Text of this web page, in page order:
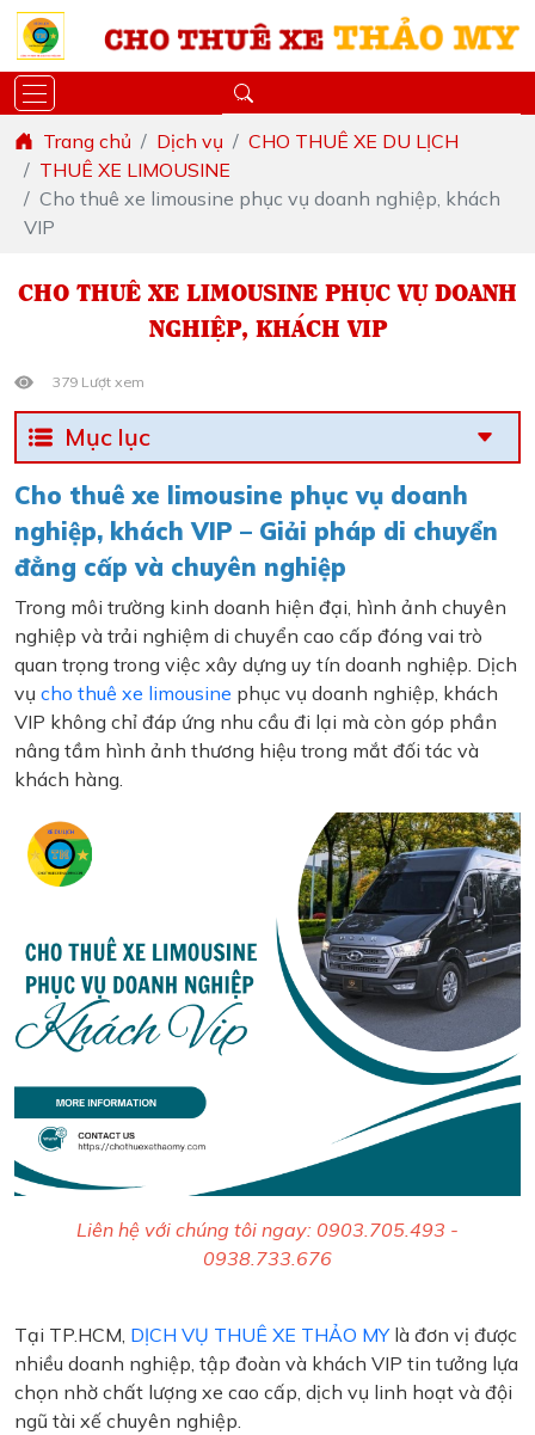
Trang chủ Dịch vụ
CHO THUÊ XE DU LỊCH
THUÊ XE LIMOUSINE
Cho thuê xe limousine phục vụ doanh nghiệp, khách
VIP
CHO THUÊ XE LIMOUSINE PHỤC VỤ DOANH
NGHIỆP, KHÁCH VIP
379 Lượt xem
Mục lục
Cho thuê xe limousine phục vụ doanh
nghiệp, khách VIP – Giải pháp di chuyển
đẳng cấp và chuyên nghiệp
Trong môi trường kinh doanh hiện đại, hình ảnh chuyên
nghiệp và trải nghiệm di chuyển cao cấp đóng vai trò
quan trọng trong việc xây dựng uy tín doanh nghiệp. Dịch
vụ cho thuê xe limousine phục vụ doanh nghiệp, khách
VIP không chỉ đáp ứng nhu cầu đi lại mà còn góp phần
nâng tầm hình ảnh thương hiệu trong mắt đối tác và
khách hàng.
Liên hệ với chúng tôi ngay: 0903.705.493 -
0938.733.676
Tại TP.HCM, DỊCH VỤ THUÊ XE THẢO MYlà đơn vị được
nhiều doanh nghiệp, tập đoàn và khách VIP tin tưởng lựa
chọn nhờ chất lượng xe cao cấp, dịch vụ linh hoạt và đội
ngũ tài xế chuyên nghiệp.